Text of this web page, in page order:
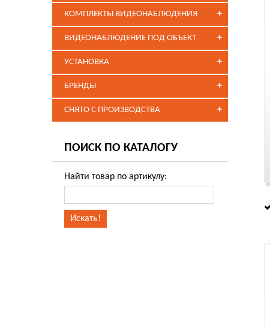
+
КОМПЛЕКТЫ ВИДЕОНАБЛЮДЕНИЯ
+
ВИДЕОНАБЛЮДЕНИЕ ПОД ОБЪЕКТ
+
УСТАНОВКА
+
БРЕНДЫ
+
СНЯТО С ПРОИЗВОДСТВА
ПОИСК ПО КАТАЛОГУ
Найти товар по артикулу: